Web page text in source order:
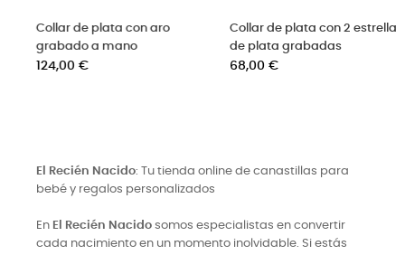
Collar de plata con 2 estrellas
de plata grabadas
Precio
68,00 €
Pulsera aro de oro grabada
con nombres
Precio
48,00 €
El Recién Nacido: Tu tienda online de canastillas para
bebé y regalos personalizados
En El Recién Nacido somos especialistas en convertir
cada nacimiento en un momento inolvidable. Si estás